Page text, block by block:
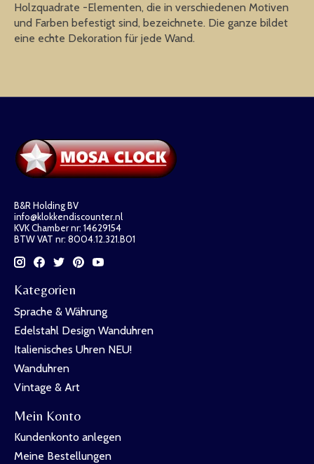
Holzquadrate -Elementen, die in verschiedenen Motiven
und Farben befestigt sind, bezeichnete. Die ganze bildet
eine echte Dekoration für jede Wand.
B&R Holding BV
info@klokkendiscounter.nl
KVK Chamber nr: 14629154
BTW VAT nr: 8004.12.321.B01
Kategorien
Sprache & Währung
Edelstahl Design Wanduhren
Italienisches Uhren NEU!
Wanduhren
Vintage & Art
Mein Konto
Kundenkonto anlegen
Meine Bestellungen